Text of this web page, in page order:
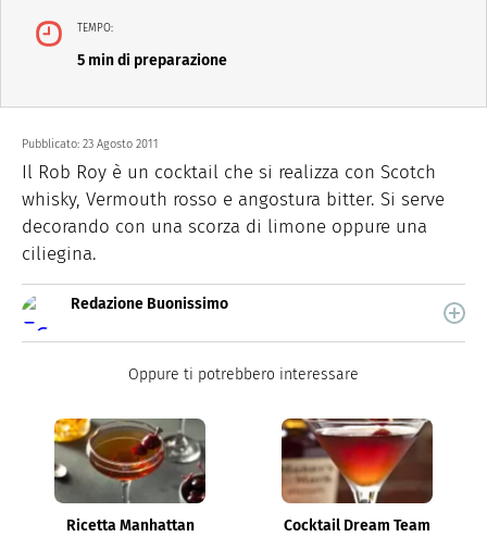
TEMPO:
5 min di preparazione
Pubblicato: 23 Agosto 2011
Il Rob Roy è un cocktail che si realizza con Scotch
whisky, Vermouth rosso e angostura bitter. Si serve
decorando con una scorza di limone oppure una
ciliegina.
Redazione Buonissimo
quale trovi idee veloci, facili e spiegate passo passo.
Oppure ti potrebbero interessare
Ricetta Manhattan Cocktail Dream Team